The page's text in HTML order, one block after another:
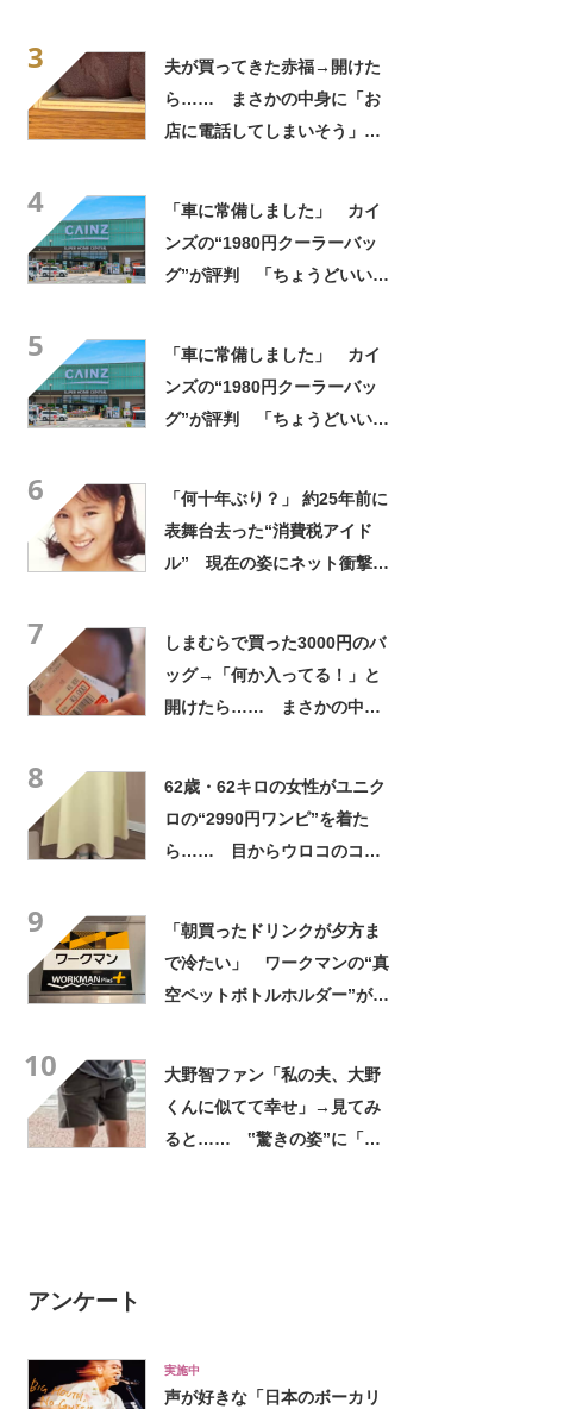
3
夫が買ってきた赤福→開けた
ら…… まさかの中身に「お
店に電話してしまいそう」
4
「車に常備しました」 カイ
ンズの“1980円クーラーバッ
グ”が評判 「ちょうどいい大
5
「車に常備しました」 カイ
ンズの“1980円クーラーバッ
グ”が評判 「ちょうどいい大
6
「何十年ぶり？」 約25年前に
表舞台去った“消費税アイド
ル” 現在の姿にネット衝撃
7
しまむらで買った3000円のバ
ッグ→「何か入ってる！」と
開けたら…… まさかの中身
8
62歳・62キロの女性がユニク
ロの“2990円ワンピ”を着た
ら…… 目からウロコのコー
9
「朝買ったドリンクが夕方ま
で冷たい」 ワークマンの“真
空ペットボトルホルダー”が大
10
大野智ファン「私の夫、大野
くんに似てて幸せ」→見てみ
ると…… ‟驚きの姿”に「最
アンケート
実施中
声が好きな「日本のボーカリ